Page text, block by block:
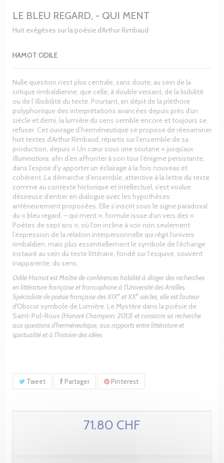
LE BLEU REGARD, - QUI MENT
Huit exégèses sur la poésie d'Arthur Rimbaud
HAMOT ODILE
Nulle question n’est plus centrale, sans doute, au sein de la
critique rimbaldienne, que celle, à double versant, de la lisibilité
ou de l’illisibilité du texte. Pourtant, en dépit de la pléthore
polyphonique des interprétations avancées depuis près d’un
siècle et demi, la lumière du sens semble encore et toujours se
refuser. Cet ouvrage d’herméneutique se propose de réexaminer
huit textes d’Arthur Rimbaud, répartis sur l’ensemble de sa
production, depuis « Un cœur sous une soutane » jusqu’aux
Illuminations , afin d’en affronter à son tour l’énigme persistante,
dans l’espoir d’y apporter un éclairage à la fois nouveau et
cohérent. La démarche d’ensemble, attentive à la lettre du texte
comme au contexte historique et intellectuel, s’est voulue
désireuse d’entrer en dialogue avec les hypothèses
antérieurement proposées. Elle s’inscrit sous le signe paradoxal
du « bleu regard, – qui ment », formule issue d’un vers des «
Poètes de sept ans », où l’on incline à voir non seulement
l’expression de la relation interpersonnelle qui régit l’univers
rimbaldien, mais plus essentiellement le symbole de l’échange
instauré au sein du texte littéraire, fondé sur l’esquive, souvent
inapparente, du sens.
Odile Hamot est Maître de conférences habilité à diriger des recherches
en littérature française et francophone à l’Université des Antilles.
Spécialiste de poésie française des XIXe et XXe siècles, elle est l’auteur
d’Obscur symbole de Lumière. Le Mystère dans la poésie de
Saint-Pol-Roux (Honoré Champion, 2013) et consacre sa recherche
aux questions d’herméneutique, aux rapports entre littérature et
spiritualité et à l’histoire des idées.
Tweet Partager Pinterest
71.80 CHF